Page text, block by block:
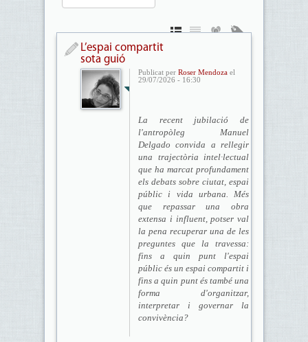
L’espai compartit
sota guió
Publicat per Roser Mendozael
29/07/2026 - 16:30
La recent jubilació de
l'antropòleg Manuel
Delgado convida a rellegir
una trajectòria intel·lectual
que ha marcat profundament
els debats sobre ciutat, espai
públic i vida urbana. Més
que repassar una obra
extensa i influent, potser val
la pena recuperar una de les
preguntes que la travessa:
fins a quin punt l'espai
públic és un espai compartit i
fins a quin punt és també una
forma d'organitzar,
interpretar i governar la
convivència?